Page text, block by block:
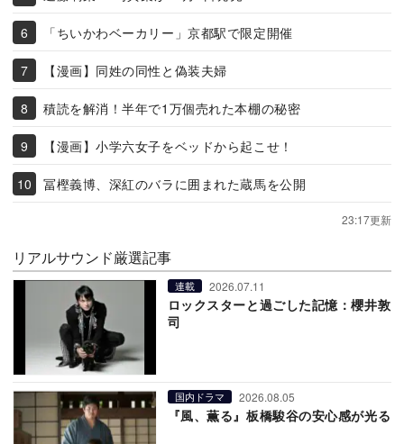
「ちいかわベーカリー」京都駅で限定開催
【漫画】同姓の同性と偽装夫婦
積読を解消！半年で1万個売れた本棚の秘密
【漫画】小学六女子をベッドから起こせ！
冨樫義博、深紅のバラに囲まれた蔵馬を公開
23:17更新
リアルサウンド厳選記事
連載 2026.07.11
ロックスターと過ごした記憶：櫻井敦
司
国内ドラマ 2026.08.05
『風、薫る』板橋駿谷の安心感が光る